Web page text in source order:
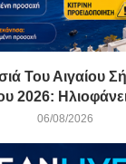
Του Αιγαίου
2026:
06/08/2026